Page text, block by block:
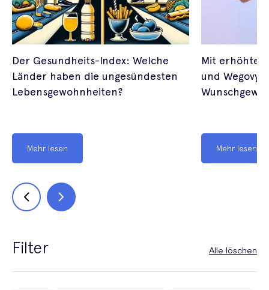
Der Gesundheits-Index: Welche
Länder haben die ungesündesten
Lebensgewohnheiten?
Mehr lesen
Mit erhöhter
und Wegovy
Mehr lesen
Filter Alle löschen